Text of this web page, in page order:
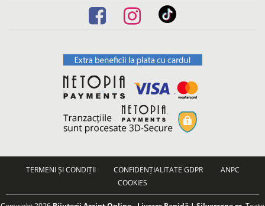
TERMENI ȘI CONDIȚII CONFIDENȚIALITATE GDPR
ANPC
COOKIES